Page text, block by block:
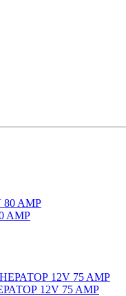
AMP
12V 75 AMP